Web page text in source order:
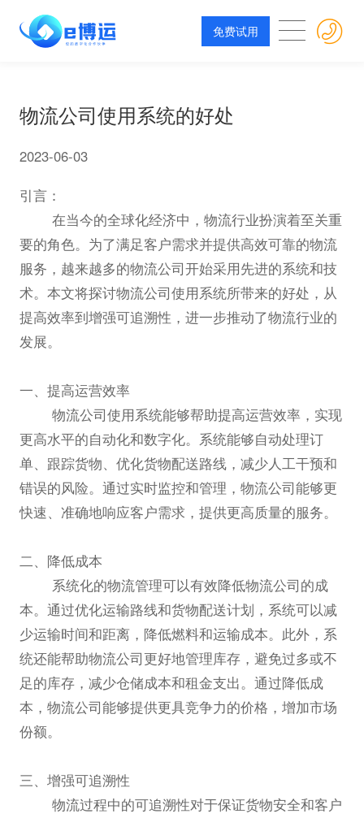
免费试用
物流公司使用系统的好处
2023-06-03
引言：
在当今的全球化经济中，物流行业扮演着至关重
要的角色。为了满足客户需求并提供高效可靠的物流
服务，越来越多的物流公司开始采用先进的系统和技
术。本文将探讨物流公司使用系统所带来的好处，从
提高效率到增强可追溯性，进一步推动了物流行业的
发展。
一、提高运营效率
物流公司使用系统能够帮助提高运营效率，实现
更高水平的自动化和数字化。系统能够自动处理订
单、跟踪货物、优化货物配送路线，减少人工干预和
错误的风险。通过实时监控和管理，物流公司能够更
快速、准确地响应客户需求，提供更高质量的服务。
二、降低成本
系统化的物流管理可以有效降低物流公司的成
本。通过优化运输路线和货物配送计划，系统可以减
少运输时间和距离，降低燃料和运输成本。此外，系
统还能帮助物流公司更好地管理库存，避免过多或不
足的库存，减少仓储成本和租金支出。通过降低成
本，物流公司能够提供更具竞争力的价格，增加市场
份额。
三、增强可追溯性
物流过程中的可追溯性对于保证货物安全和客户